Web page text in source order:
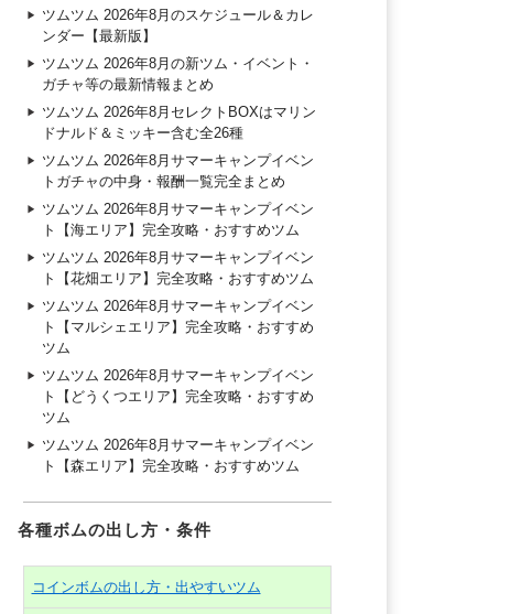
ツムツム 2026年8月のスケジュール＆カレ
ンダー【最新版】
ツムツム 2026年8月の新ツム・イベント・
ガチャ等の最新情報まとめ
ツムツム 2026年8月セレクトBOXはマリン
ドナルド＆ミッキー含む全26種
ツムツム 2026年8月サマーキャンプイベン
トガチャの中身・報酬一覧完全まとめ
ツムツム 2026年8月サマーキャンプイベン
ト【海エリア】完全攻略・おすすめツム
ツムツム 2026年8月サマーキャンプイベン
ト【花畑エリア】完全攻略・おすすめツム
ツムツム 2026年8月サマーキャンプイベン
ト【マルシェエリア】完全攻略・おすすめ
ツム
ツムツム 2026年8月サマーキャンプイベン
ト【どうくつエリア】完全攻略・おすすめ
ツム
ツムツム 2026年8月サマーキャンプイベン
ト【森エリア】完全攻略・おすすめツム
各種ボムの出し方・条件
コインボムの出し方・出やすいツム